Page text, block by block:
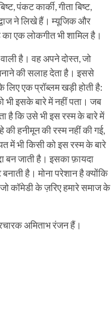
पंकट कार्की, गीता बिष्ट,
ने लिखे हैं। म्यूजिक और
एक लोकगीत भी शामिल है।
है। वह अपने दोस्त, जो
की सलाह देता है। इससे
एक प्रॉब्लम खड़ी होती है:
भी इसके बारे में नहीं पता। जब
है कि उसे भी इस रस्म के बारे में
हनीमून की रस्म नहीं की गई,
में भी किसी को इस रस्म के बारे
बन जाती है। इसका फ़ायदा
है। मोना परेशान है क्योंकि
कॉमेडी के ज़रिए हमारे समाज के
अमिताभ रंजन हैं।